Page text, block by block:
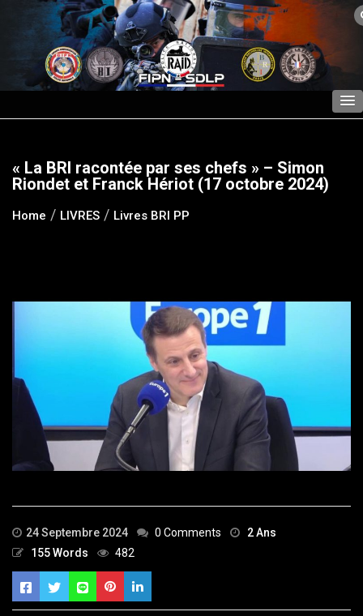
content
« La BRI racontée par ses chefs » – Simon
Riondet et Franck Hériot (17 octobre 2024)
Home LIVRES Livres BRI PP
24 Septembre 2024 0 Comments
2 Ans
155 Words
482